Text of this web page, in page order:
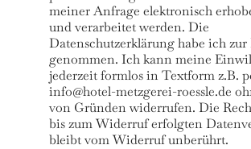
meiner Anfrage elektronisch
und verarbeitet werden. Die
Datenschutzerklärung habe ich
genommen. Ich kann meine
jederzeit formlos in Textform z.B.
info@hotel-metzgerei-roessle.de
von Gründen widerrufen. Die
bis zum Widerruf erfolgten
bleibt vom Widerruf unberührt.